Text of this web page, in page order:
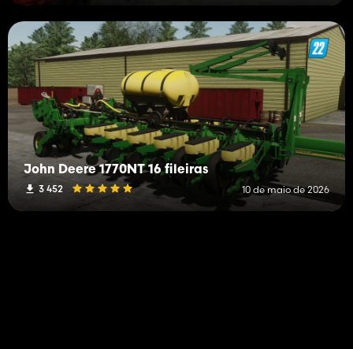
John Deere 1770NT 16 fileiras
3 452 10 de maio de 2026